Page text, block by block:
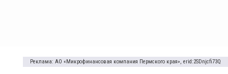
Реклама: АО «Микрофинансовая компания Пермского края», erid:2SDnjcfi73Q